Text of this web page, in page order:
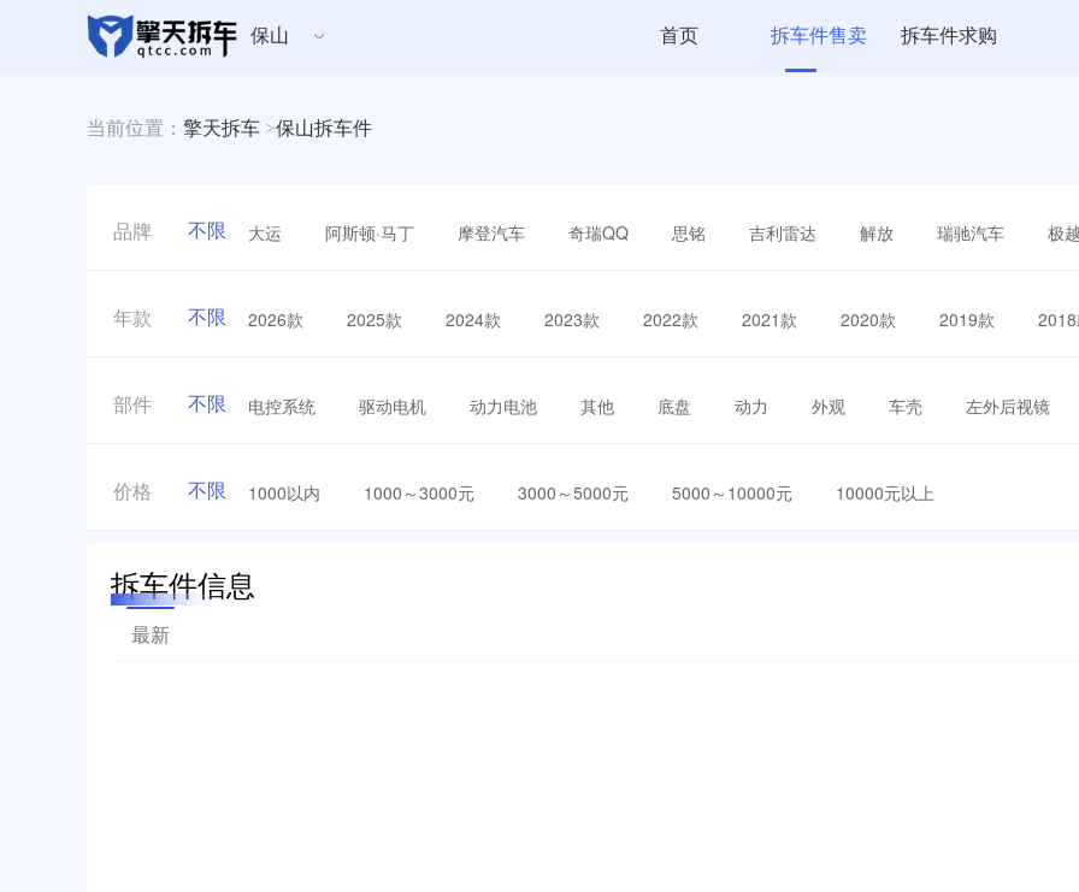
保山 首页 拆车件售卖 拆车件求购
当前位置： 擎天拆车 >保山拆车件
品牌 不限 大运 阿斯顿·马丁 摩登汽车 奇瑞QQ 思铭 吉利雷达 解放 瑞驰汽车 极
年款 不限 2026款 2025款 2024款 2023款 2022款 2021款 2020款 2019款
部件 不限 电控系统 驱动电机 动力电池 其他 底盘 动力 外观 车壳 左外后视镜
价格 不限 1000以内 1000～3000元 3000～5000元 5000～10000元 10000元以上
拆车件信息
最新